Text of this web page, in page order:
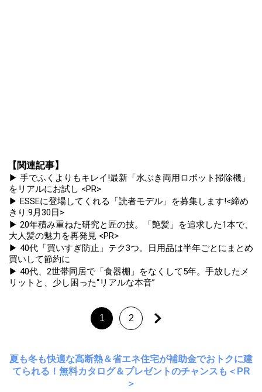
【関連記事】
▶ 手でふくよりもキレイ!最新「水ぶき両用ロボット掃除機」
をリアルにお試し <PR>
▶ ESSEに登場してくれる「読者モデル」を募集します!<締め
きり:9月30日>
▶ 20年積み重ねた研究と匠の技。「艶髪」を追求した1本で、
大人髪の魅力を再発見 <PR>
▶ 40代「買いすぎ防止」テク3つ。日用品は半年ごとにまとめ
買いして節約に
▶ 40代、2世帯同居で「食器棚」をなくして5年。手放したメ
リットと、少し困った“リアルな本音”
1 2
夏も冬も快適な高断熱＆省エネ住宅が補助金でおトクに建
てられる！無料カタログ＆プレゼントのチャンスも＜PR
＞